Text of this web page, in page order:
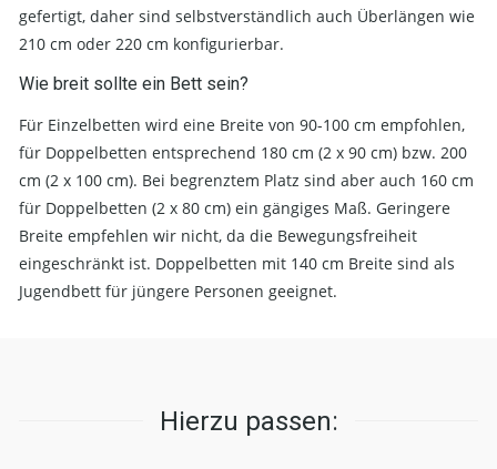
gefertigt, daher sind selbstverständlich auch Überlängen wie
210 cm oder 220 cm konfigurierbar.
Wie breit sollte ein Bett sein?
Für Einzelbetten wird eine Breite von 90-100 cm empfohlen,
für Doppelbetten entsprechend 180 cm (2 x 90 cm) bzw. 200
cm (2 x 100 cm). Bei begrenztem Platz sind aber auch 160 cm
für Doppelbetten (2 x 80 cm) ein gängiges Maß. Geringere
Breite empfehlen wir nicht, da die Bewegungsfreiheit
eingeschränkt ist. Doppelbetten mit 140 cm Breite sind als
Jugendbett für jüngere Personen geeignet.
Hierzu passen: